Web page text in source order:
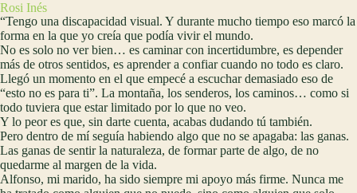
Rosi Inés
“Tengo una discapacidad visual. Y durante mucho tiempo eso marcó la
forma en la que yo creía que podía vivir el mundo.
No es solo no ver bien… es caminar con incertidumbre, es depender
más de otros sentidos, es aprender a confiar cuando no todo es claro.
Llegó un momento en el que empecé a escuchar demasiado eso de
“esto no es para ti”. La montaña, los senderos, los caminos… como si
todo tuviera que estar limitado por lo que no veo.
Y lo peor es que, sin darte cuenta, acabas dudando tú también.
Pero dentro de mí seguía habiendo algo que no se apagaba: las ganas.
Las ganas de sentir la naturaleza, de formar parte de algo, de no
quedarme al margen de la vida.
Alfonso, mi marido, ha sido siempre mi apoyo más firme. Nunca me